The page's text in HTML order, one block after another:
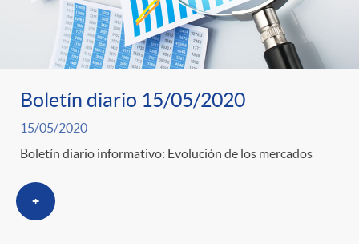
Boletín diario 15/05/2020
15/05/2020
Boletín diario informativo: Evolución de los mercados
+